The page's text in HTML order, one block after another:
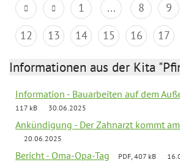
1 ... 8 9
12
13 14 15 16 17
Informationen aus der Kita
Information - Bauarbeiten auf dem
117 kB
30.06.2025
Ankündigung - Der Zahnarzt kommt am
20.06.2025
Bericht - Oma-Opa-Tag PDF, 407 kB